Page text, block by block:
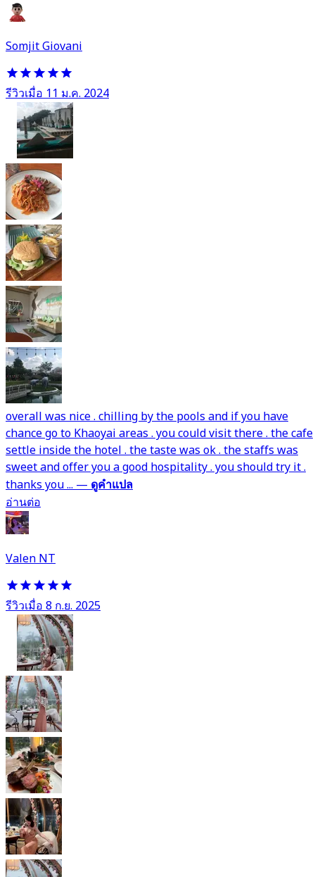
Somjit Giovani
รีวิวเมื่อ 11 ม.ค. 2024
overall was nice . chilling by the pools and if you have
chance go to Khaoyai areas . you could visit there . the cafe
settle inside the hotel . the taste was ok . the staffs was
sweet and offer you a good hospitality . you should try it .
thanks you ...—ดูคำแปล
อ่านต่อ
Valen NT
รีวิวเมื่อ 8 ก.ย. 2025